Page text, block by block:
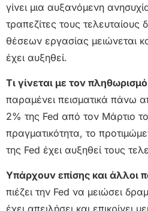
γίνει μια αυξανόμενη
τραπεζίτες τους
θέσεων εργασίας μειώνεται
έχει αυξηθεί.
Τι γίνεται με τον
παραμένει πεισματικά πάνω
2% της Fed από τον Μάρτιο
πραγματικότητα, το
της Fed έχει αυξηθεί τους
Υπάρχουν επίσης και άλλοι
πιέζει την Fed να μειώσει